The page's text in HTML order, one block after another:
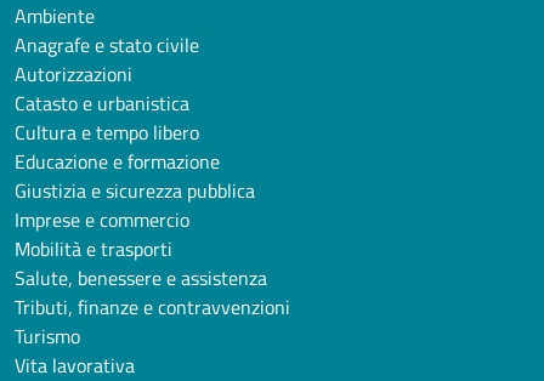
Ambiente
Anagrafe e stato civile
Autorizzazioni
Catasto e urbanistica
Cultura e tempo libero
Educazione e formazione
Giustizia e sicurezza pubblica
Imprese e commercio
Mobilità e trasporti
Salute, benessere e assistenza
Tributi, finanze e contravvenzioni
Turismo
Vita lavorativa